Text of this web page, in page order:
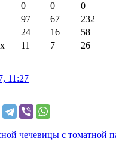
0 0 0
97 67 232
24 16 58
11 7 26
11:27